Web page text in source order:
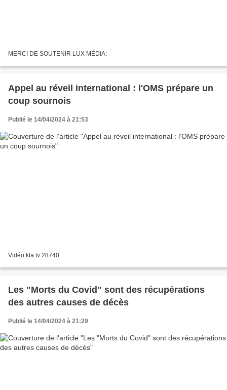
MERCI DE SOUTENIR LUX MÉDIA:
Appel au réveil international : l'OMS prépare un
coup sournois
Publié le 14/04/2024 à 21:53
Vidéo kla.tv 28740
Les "Morts du Covid" sont des récupérations
des autres causes de décès
Publié le 14/04/2024 à 21:29